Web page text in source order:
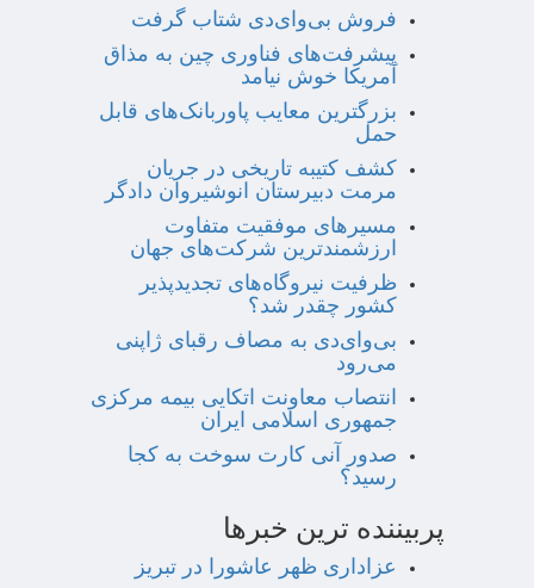
فروش بی‌وای‌دی شتاب گرفت
پیشرفت‌های فناوری چین به مذاق
آمریکا خوش نیامد
بزرگترین معایب پاوربانک‌های قابل
حمل
کشف کتیبه تاریخی در جریان
مرمت دبیرستان انوشیروان دادگر
مسیرهای موفقیت متفاوت
ارزشمندترین شرکت‌های جهان
ظرفیت نیروگاه‌های تجدیدپذیر
کشور چقدر شد؟
بی‌وای‌دی به مصاف رقبای ژاپنی
می‌رود
انتصاب معاونت اتکایی بیمه مرکزی
جمهوری اسلامی ایران
صدور آنی کارت سوخت به کجا
رسید؟
پربیننده ترین خبرها
عزاداری ظهر عاشورا در تبریز